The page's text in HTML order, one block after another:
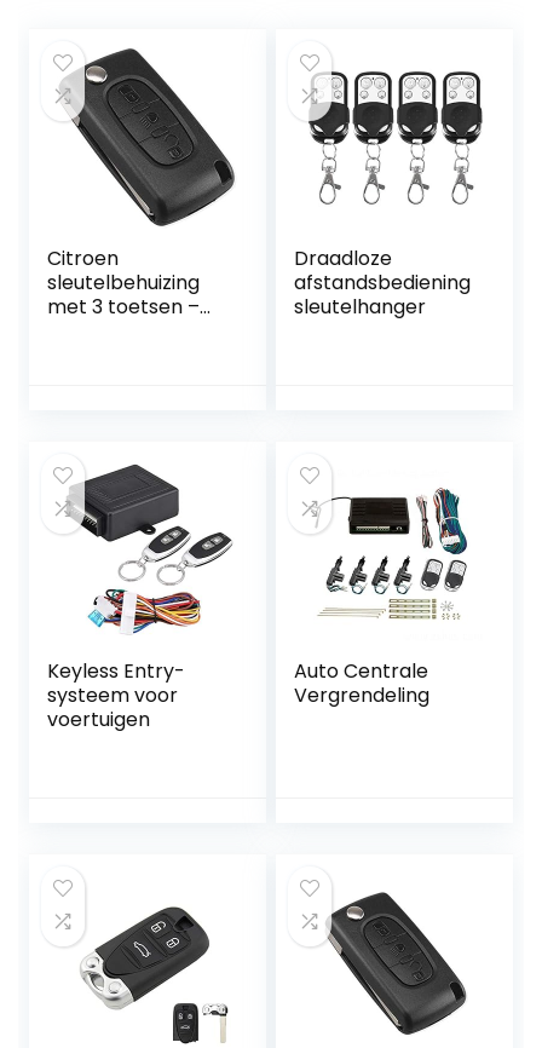
Citroen
sleutelbehuizing
met 3 toetsen –
Draadloze
afstandsbediening
sleutelhanger
Keyless Entry-
systeem voor
voertuigen
Auto Centrale
Vergrendeling